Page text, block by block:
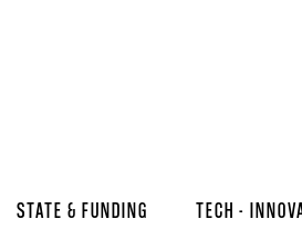
STATE & FUNDING TECH -